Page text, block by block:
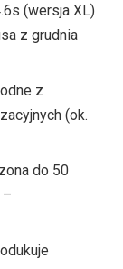
(wersja XL)
z grudnia
z
(ok.
do 50
–